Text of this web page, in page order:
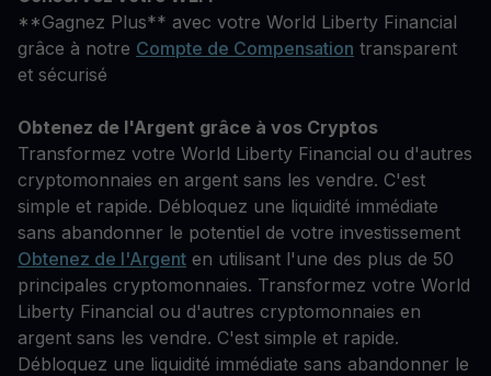
**Gagnez Plus** avec votre World Liberty Financial
grâce à notre Compte de Compensation transparent
et sécurisé
Obtenez de l'Argent grâce à vos Cryptos
Transformez votre World Liberty Financial ou d'autres
cryptomonnaies en argent sans les vendre. C'est
simple et rapide. Débloquez une liquidité immédiate
sans abandonner le potentiel de votre investissement
Obtenez de l'Argent en utilisant l'une des plus de 50
principales cryptomonnaies. Transformez votre World
Liberty Financial ou d'autres cryptomonnaies en
argent sans les vendre. C'est simple et rapide.
Débloquez une liquidité immédiate sans abandonner le